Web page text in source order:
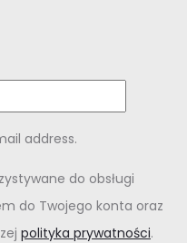
address.
do obsługi
do Twojego konta oraz
polityka prywatności.